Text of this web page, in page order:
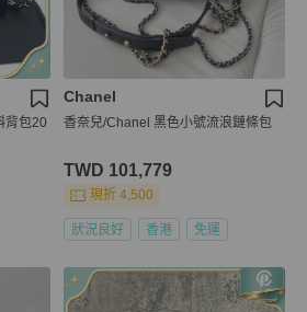
背包20
Chanel
香奈兒/Chanel 黑色小號流浪鏈條包
TWD 101,779
現折 4,500
狀況良好 香港 免運